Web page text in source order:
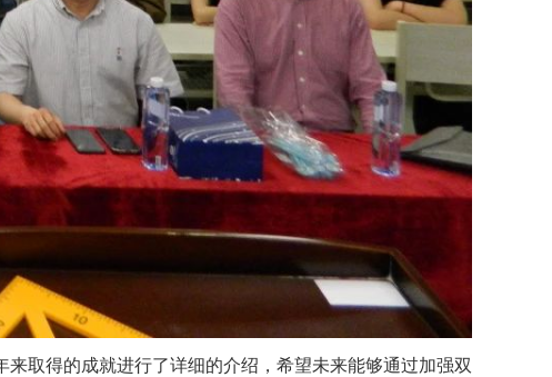
取得的成就进行了详细的介绍，希望未来能够通过加强双